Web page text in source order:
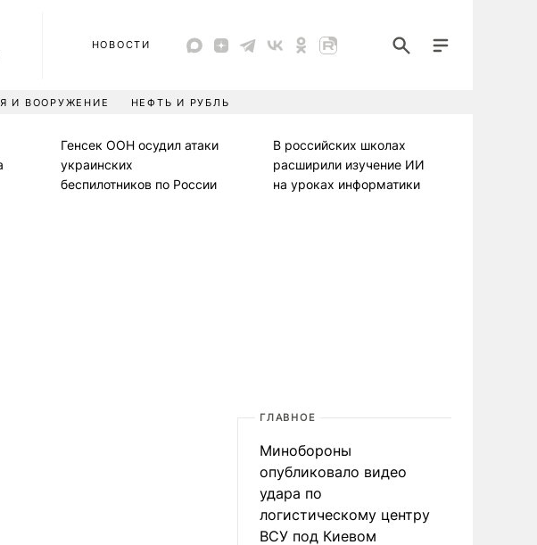
НОВОСТИ
И ВООРУЖЕНИЕ НЕФТЬ И РУБЛЬ
Генсек ООН осудил атаки
украинских
беспилотников по России
В российских школах
расширили изучение ИИ
на уроках информатики
ГЛАВНОЕ
Минобороны
опубликовало видео
удара по
логистическому центру
ВСУ под Киевом